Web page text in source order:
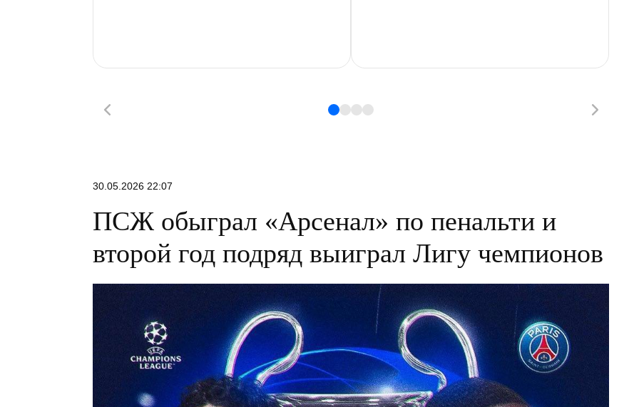
30.05.2026 22:07
ПСЖ обыграл «Арсенал» по пенальти и
второй год подряд выиграл Лигу чемпионов